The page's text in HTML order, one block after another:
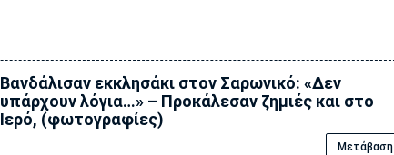
Βανδάλισαν εκκλησάκι στον Σαρωνικό: «Δεν
υπάρχουν λόγια…» – Προκάλεσαν ζημιές και στο
Ιερό, (φωτογραφίες)
Μετάβαση